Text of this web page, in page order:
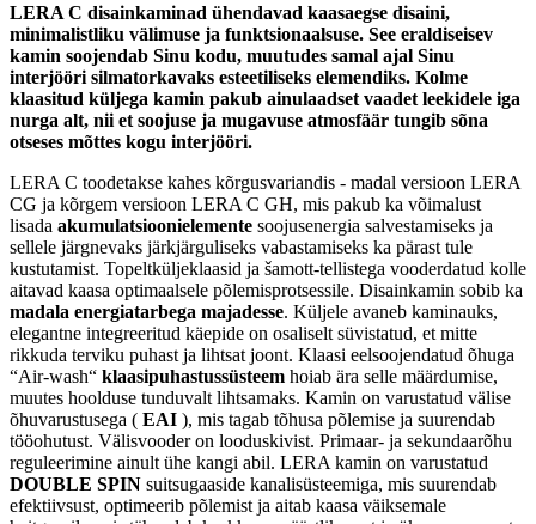
Soojasalvestus element:
Vastab normidele:
BimschV 2, EcoDesign
Garantii:
2 aastat
Energiaklass:
VÄHEM INFOT
LERA C disainkaminad ühendavad kaasaegse disaini,
minimalistliku välimuse ja funktsionaalsuse. See eraldiseisev
kamin soojendab Sinu kodu, muutudes samal ajal Sinu
interjööri silmatorkavaks esteetiliseks elemendiks. Kolme
klaasitud küljega kamin pakub ainulaadset vaadet leekidele iga
nurga alt, nii et soojuse ja mugavuse atmosfäär tungib sõna
otseses mõttes kogu interjööri.
LERA C toodetakse kahes kõrgusvariandis - madal versioon LERA
CG ja kõrgem versioon LERA C GH, mis pakub ka võimalust
lisada akumulatsioonielemente soojusenergia salvestamiseks ja
sellele järgnevaks järkjärguliseks vabastamiseks ka pärast tule
kustutamist. Topeltküljeklaasid ja šamott-tellistega vooderdatud kolle
aitavad kaasa optimaalsele põlemisprotsessile. Disainkamin sobib ka
madala energiatarbega majadesse. Küljele avaneb kaminauks,
elegantne integreeritud käepide on osaliselt süvistatud, et mitte
rikkuda terviku puhast ja lihtsat joont. Klaasi eelsoojendatud õhuga
“Air-wash“ klaasipuhastussüsteem hoiab ära selle määrdumise,
muutes hoolduse tunduvalt lihtsamaks. Kamin on varustatud välise
õhuvarustusega ( EAI ), mis tagab tõhusa põlemise ja suurendab
tööohutust. Välisvooder on looduskivist. Primaar- ja sekundaarõhu
reguleerimine ainult ühe kangi abil. LERA kamin on varustatud
DOUBLE SPIN suitsugaaside kanalisüsteemiga, mis suurendab
efektiivsust, optimeerib põlemist ja aitab kaasa väiksemale